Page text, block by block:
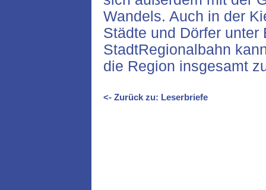
Wandels. Auch in der
Städte und Dörfer
StadtRegionalbahn
die Region insgesamt
<- Zurück zu: Leserbriefe